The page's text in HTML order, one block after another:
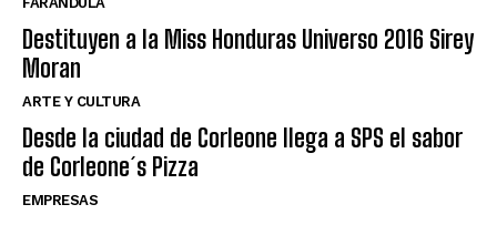
Destituyen a la Miss Honduras Universo 2016 Sirey
Moran
ARTE Y CULTURA
Desde la ciudad de Corleone llega a SPS el sabor
de Corleone´s Pizza
EMPRESAS